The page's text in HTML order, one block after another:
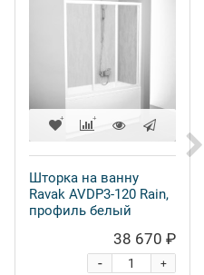
Шторка на ванну
Ravak AVDP3-120 Rain,
профиль белый
38 670 ₽
+
-